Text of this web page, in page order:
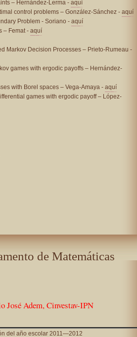
– Hernández-Lerma - aquí
control problems – González-Sánchez - aquí
Problem - Soriano - aquí
– Femat - aquí
Markov Decision Processes – Prieto-Rumeau -
games with ergodic payoffs – Hernández-
with Borel spaces – Vega-Amaya - aquí
games with ergodic payoff – López-
de Matemáticas
José Adem, Cinvestav-IPN
del año escolar 2011—2012